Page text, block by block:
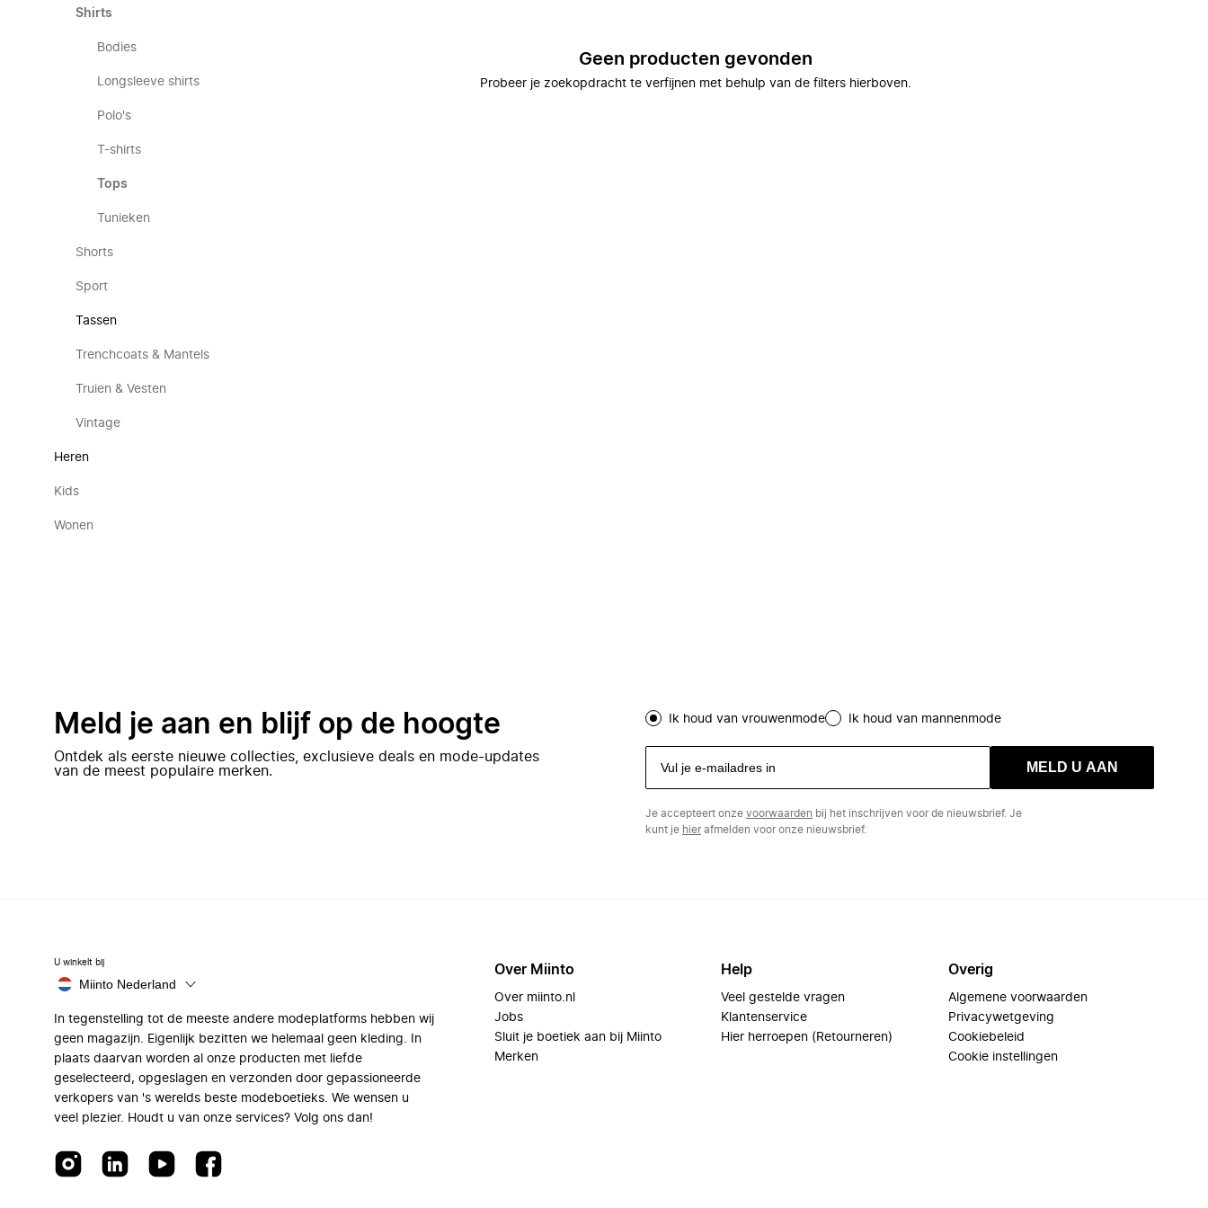
Shirts
Bodies
Longsleeve shirts
Polo's
T-shirts
Tops
Tunieken
Shorts
Sport
Tassen
Trenchcoats & Mantels
Truien & Vesten
Vintage
Heren
Kids
Wonen
Geen producten gevonden
Probeer je zoekopdracht te verfijnen met behulp van de filters hierboven.
Meld je aan en blijf op de hoogte
Ontdek als eerste nieuwe collecties, exclusieve deals en mode-updates
van de meest populaire merken.
Ik houd van vrouwenmode Ik houd van mannenmode
MELD U AAN
Je accepteert onze voorwaarden bij het inschrijven voor de nieuwsbrief. Je
kunt je hierafmelden voor onze nieuwsbrief.
U winkelt bij
Miinto Nederland
In tegenstelling tot de meeste andere modeplatforms hebben wij
geen magazijn. Eigenlijk bezitten we helemaal geen kleding. In
plaats daarvan worden al onze producten met liefde
geselecteerd, opgeslagen en verzonden door gepassioneerde
verkopers van 's werelds beste modeboetieks. We wensen u
veel plezier. Houdt u van onze services? Volg ons dan!
Over Miinto
Over miinto.nl
Jobs
Sluit je boetiek aan bij Miinto
Merken
Help
Veel gestelde vragen
Klantenservice
Hier herroepen (Retourneren)
Overig
Algemene voorwaarden
Privacywetgeving
Cookiebeleid
Cookie instellingen